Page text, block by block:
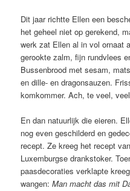
Dit jaar richtte Ellen een
het geheel niet op gerekend,
werk zat Ellen al in vol ornaat
gerookte zalm, fijn rundvlees
Bussenbrood met sesam,
en dille- en dragonsauzen.
komkommer. Ach, te veel,
En dan natuurlijk die eieren.
nog even geschilderd en
recept. Ze kreeg het recept van
Luxemburgse drankstoker.
paasdecoraties verklapte
wangen:Man macht das mit